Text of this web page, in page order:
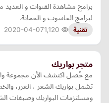
برامج مشاهدة القنوات و العديد
لبرامج الحاسوب و الحماية.
تقنية 2020-04-07
متجر بواريك
مع خُصل اكتشف الأن مجموعة
تشمل بواريك الشعر ، الغرر،
ومسلتزمات البواريك وصبغات